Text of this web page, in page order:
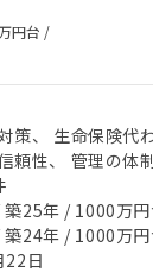
円台 /
策、 生命保険代
頼性、 管理の体
25年 / 1000万円
24年 / 1000万円
22日